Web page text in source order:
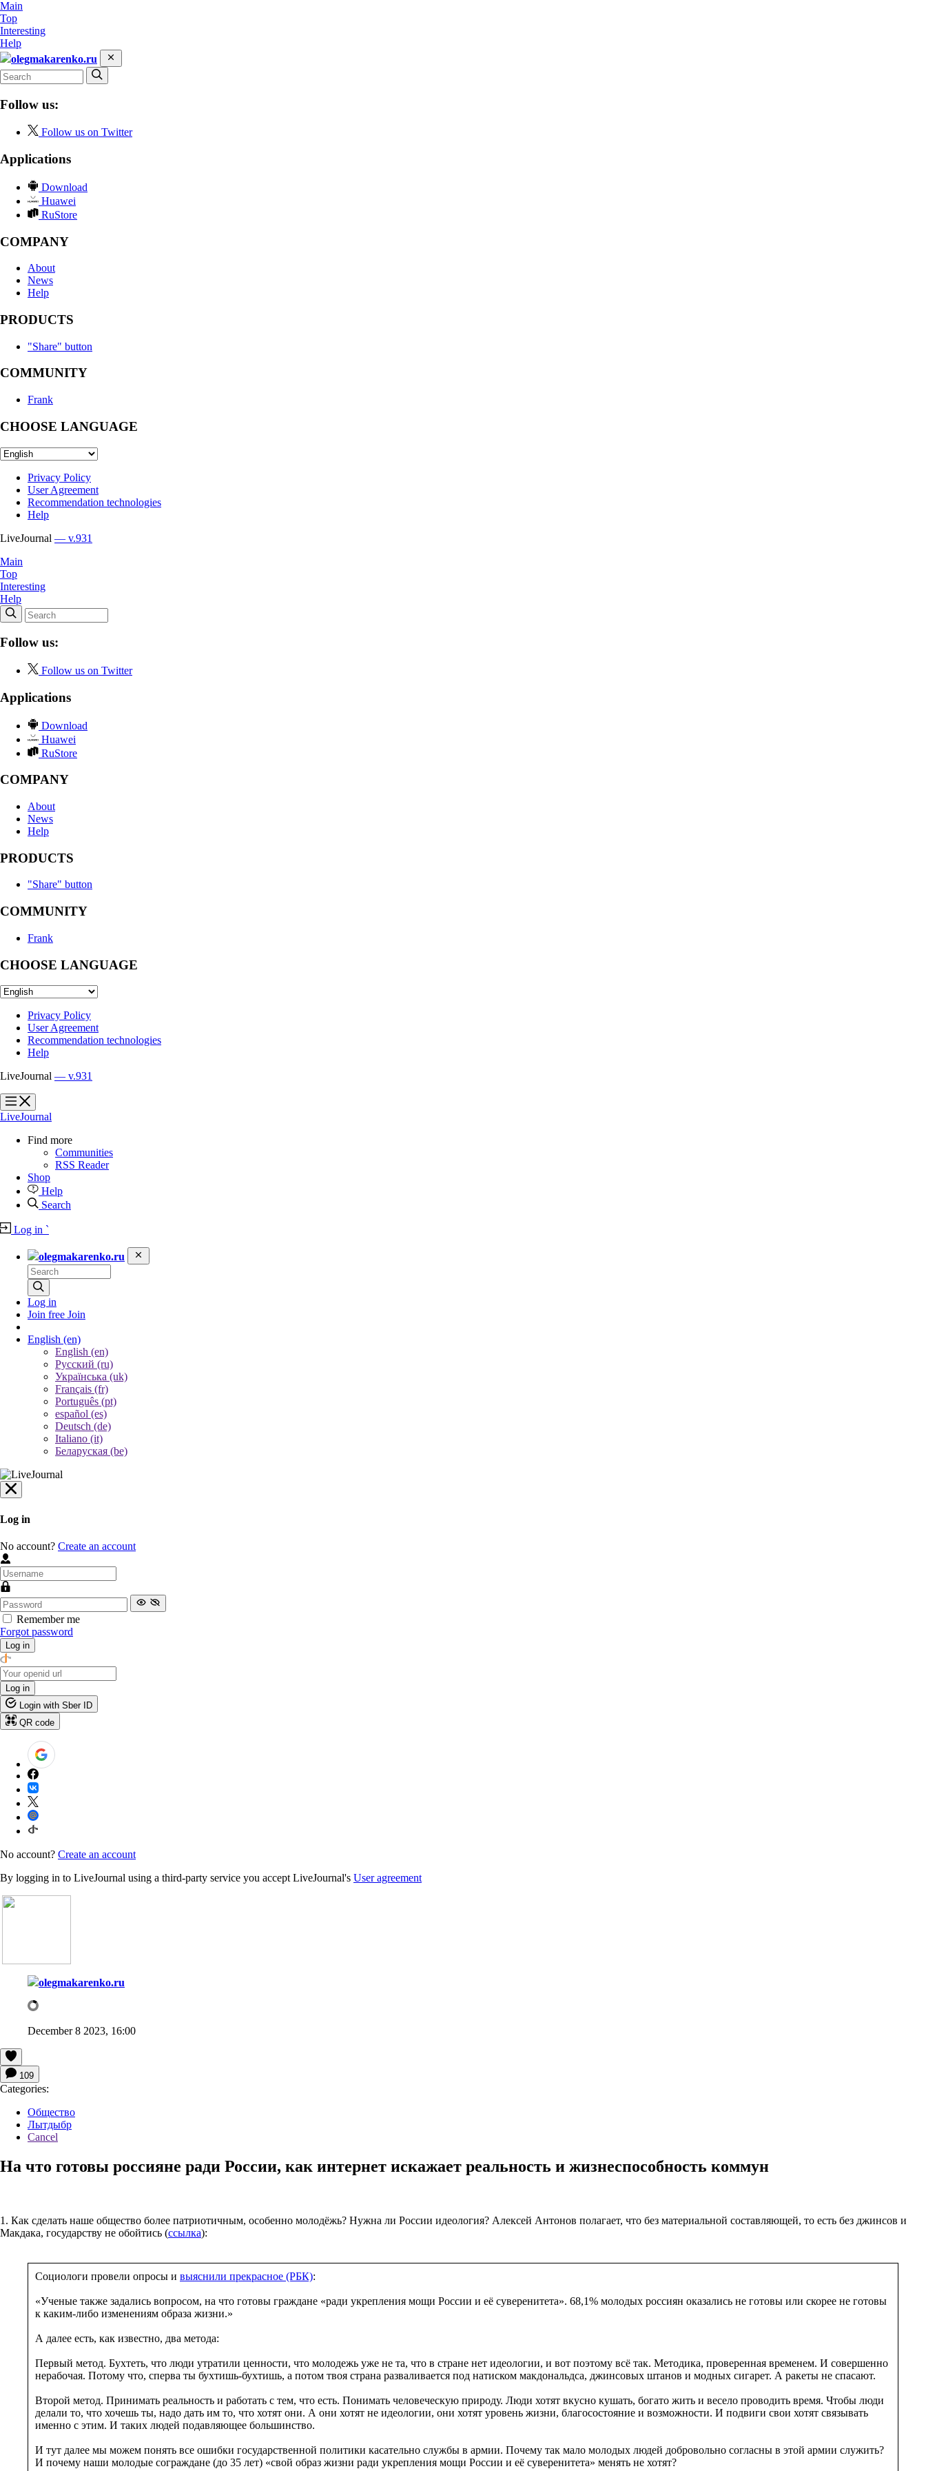
Main
Top
Interesting
Help
olegmakarenko.ru
Follow us:
Follow us on Twitter
Applications
Download
Huawei
RuStore
COMPANY
About
News
Help
PRODUCTS
"Share" button
COMMUNITY
Frank
CHOOSE LANGUAGE
Privacy Policy
User Agreement
Recommendation technologies
Help
LiveJournal — v.931
Main
Top
Interesting
Help
Follow us:
Follow us on Twitter
Applications
Download
Huawei
RuStore
COMPANY
About
News
Help
PRODUCTS
"Share" button
COMMUNITY
Frank
CHOOSE LANGUAGE
Privacy Policy
User Agreement
Recommendation technologies
Help
LiveJournal — v.931
?
?
LiveJournal
Find more
Communities
RSS Reader
Shop
Help
Search
Log in `
olegmakarenko.ru
Log in
Join free Join
English (en)
English (en)
Русский (ru)
Українська (uk)
Français (fr)
Português (pt)
español (es)
Deutsch (de)
Italiano (it)
Беларуская (be)
Log in
No account? Create an account
Remember me
Forgot password
Log in
Log in
Login with Sber ID
QR code
No account? Create an account
By logging in to LiveJournal using a third-party service you accept LiveJournal's User agreement
olegmakarenko.ru
December 8 2023, 16:00
109
Categories:
Общество
Лытдыбр
Cancel
На что готовы россияне ради России, как интернет искажает реальность и жизнеспособность коммун
1. Как сделать наше общество более патриотичным, особенно молодёжь? Нужна ли России идеология? Алексей Антонов полагает, что без материальной составляющей, то есть без джинсов и
Макдака, государству не обойтись (ссылка):
Социологи провели опросы и выяснили прекрасное (РБК):
«Ученые также задались вопросом, на что готовы граждане «ради укрепления мощи России и её суверенитета». 68,1% молодых россиян оказались не готовы или скорее не готовы
к каким-либо изменениям образа жизни.»
А далее есть, как известно, два метода:
Первый метод. Бухтеть, что люди утратили ценности, что молодежь уже не та, что в стране нет идеологии, и вот поэтому всё так. Методика, проверенная временем. И совершенно
нерабочая. Потому что, сперва ты бухтишь-бухтишь, а потом твоя страна разваливается под натиском макдональдса, джинсовых штанов и модных сигарет. А ракеты не спасают.
Второй метод. Принимать реальность и работать с тем, что есть. Понимать человеческую природу. Люди хотят вкусно кушать, богато жить и весело проводить время. Чтобы люди
делали то, что хочешь ты, надо дать им то, что хотят они. А они хотят не идеологии, они хотят уровень жизни, благосостояние и возможности. И подвиги свои хотят связывать
именно с этим. И таких людей подавляющее большинство.
И тут далее мы можем понять все ошибки государственной политики касательно службы в армии. Почему так мало молодых людей добровольно согласны в этой армии служить?
И почему наши молодые сограждане (до 35 лет) «свой образ жизни ради укрепления мощи России и её суверенитета» менять не хотят?